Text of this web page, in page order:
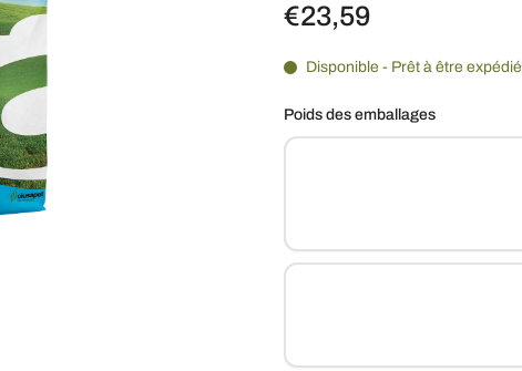
€23,59
Disponible - Prêt à être expédié
Poids des emballages